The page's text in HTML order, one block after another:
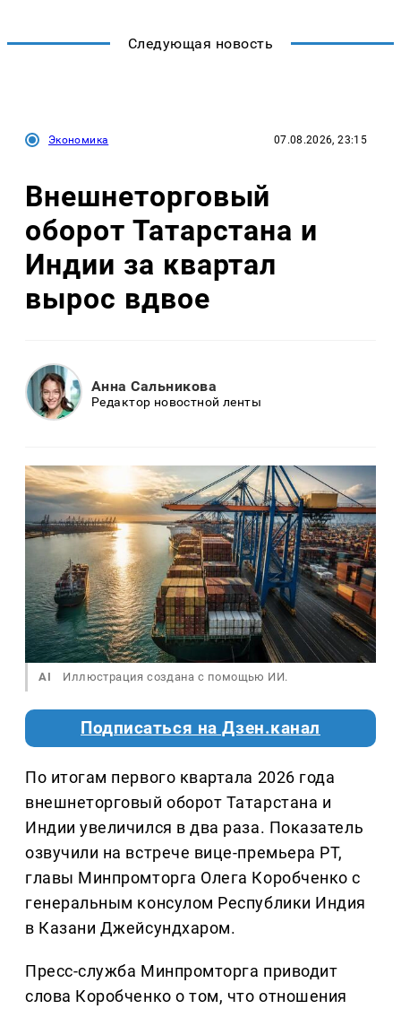
Следующая новость
Экономика 07.08.2026, 23:15
Внешнеторговый
оборот Татарстана и
Индии за квартал
вырос вдвое
Анна Сальникова
Редактор новостной ленты
AI Иллюстрация создана с помощью ИИ.
Подписаться на Дзен.канал
По итогам первого квартала 2026 года
внешнеторговый оборот Татарстана и
Индии увеличился в два раза. Показатель
озвучили на встрече вице-премьера РТ,
главы Минпромторга Олега Коробченко с
генеральным консулом Республики Индия
в Казани Джейсундхаром.
Пресс-служба Минпромторга приводит
слова Коробченко о том, что отношения